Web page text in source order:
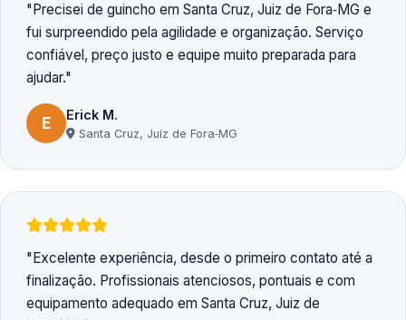
Precisei de guincho em Santa Cruz, Juiz de Fora‑MG e
fui surpreendido pela agilidade e organização. Serviço
confiável, preço justo e equipe muito preparada para
ajudar.
E Erick M.
Santa Cruz, Juiz de Fora‑MG
Excelente experiência, desde o primeiro contato até a
finalização. Profissionais atenciosos, pontuais e com
equipamento adequado em Santa Cruz, Juiz de